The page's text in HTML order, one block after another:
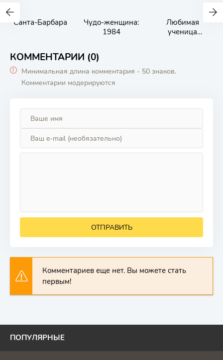
Санта-Барбара
Чудо-женщина:
1984
Любимая
ученица
КОММЕНТАРИИ (0)
Минимальная длина комментария - 50 знаков.
Комментарии модерируются
ОТПРАВИТЬ
Комментариев еще нет. Вы можете стать
первым!
ПОПУЛЯРНЫЕ